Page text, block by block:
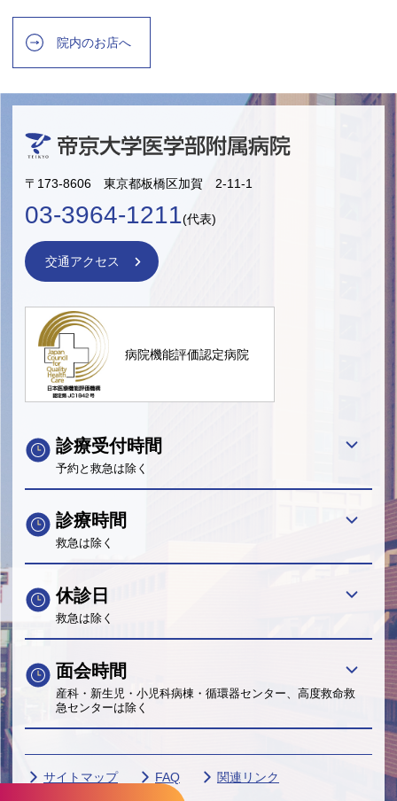
院内のお店へ
〒173-8606 東京都板橋区加賀 2-11-1
03-3964-1211(代表)
交通アクセス
病院機能評価認定病院
診療受付時間
予約と救急は除く
診療時間
救急は除く
休診日
救急は除く
面会時間
産科・新生児・小児科病棟・循環器センター、高度救命救
急センターは除く
サイトマップ FAQ
関連リンク